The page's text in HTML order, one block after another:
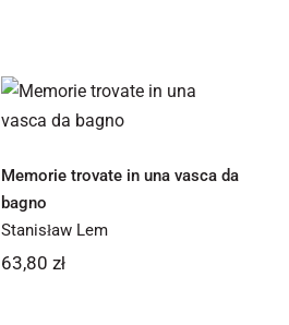
Memorie trovate in
una vasca da bagno
Memorie trovate in una vasca da
bagno
Stanisław Lem
63,80 zł